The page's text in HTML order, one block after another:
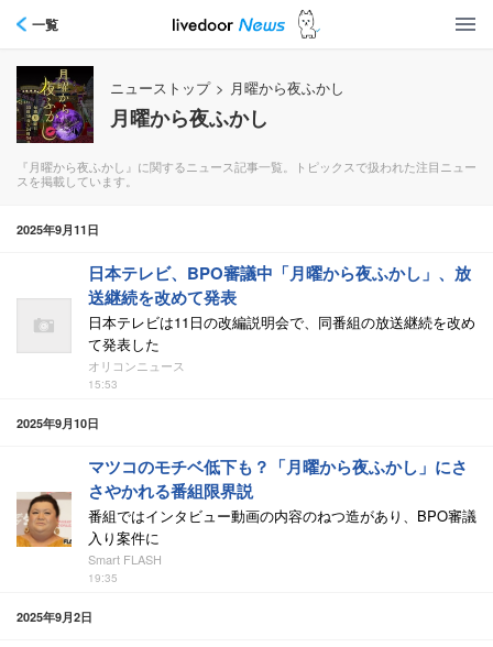
一覧
ニューストップ > 月曜から夜ふかし
月曜から夜ふかし
『月曜から夜ふかし』に関するニュース記事一覧。トピックスで扱われた注目ニュー
スを掲載しています。
2025年9月11日
日本テレビ、BPO審議中「月曜から夜ふかし」、放
送継続を改めて発表
日本テレビは11日の改編説明会で、同番組の放送継続を改め
て発表した
オリコンニュース
15:53
2025年9月10日
マツコのモチベ低下も？「月曜から夜ふかし」にさ
さやかれる番組限界説
番組ではインタビュー動画の内容のねつ造があり、BPO審議
入り案件に
Smart FLASH
19:35
2025年9月2日